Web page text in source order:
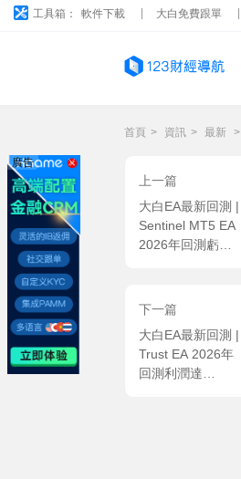
工具箱： 軟件下載 大白免費跟單
首頁 > 資訊 > 最新 >
上一篇
大白EA最新回測 |
Sentinel MT5 EA
2026年回測虧損
損0.23USD，勝率
下一篇
大白EA最新回測 |
Trust EA 2026年
回測利潤達
廣告